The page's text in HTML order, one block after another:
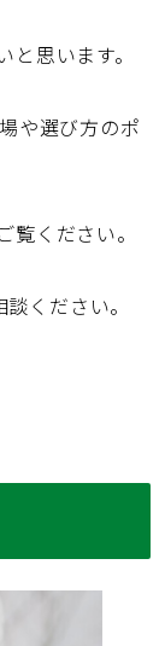
思います。
や選び方のポ
ください。
ください。